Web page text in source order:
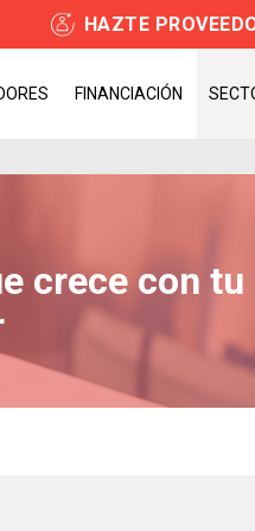
HAZTE
FINANCIACIÓN
crece con